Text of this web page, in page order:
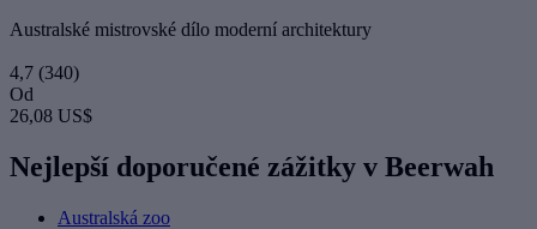
Australské mistrovské dílo moderní architektury
4,7 (340)
Od
26,08 US$
Nejlepší doporučené zážitky v Beerwah
Australská zoo